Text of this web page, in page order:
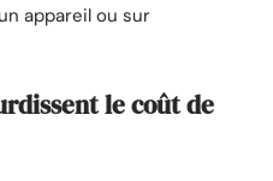
appareil ou sur
le coût de